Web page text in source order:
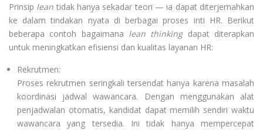
Prinsip lean tidak hanya sekadar teori — ia dapat diterjemahkan
ke dalam tindakan nyata di berbagai proses inti HR. Berikut
beberapa contoh bagaimana lean thinkingdapat diterapkan
untuk meningkatkan efisiensi dan kualitas layanan HR:
Rekrutmen:
Proses rekrutmen seringkali tersendat hanya karena masalah
koordinasi jadwal wawancara. Dengan menggunakan alat
penjadwalan otomatis, kandidat dapat memilih sendiri waktu
wawancara yang tersedia. Ini tidak hanya mempercepat